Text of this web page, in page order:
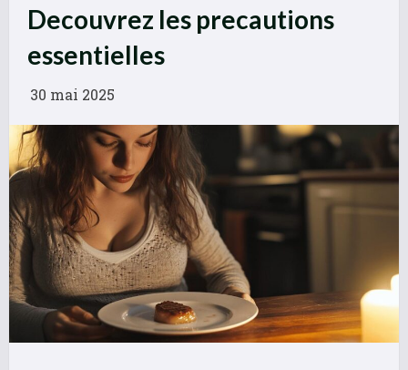
Decouvrez les precautions
essentielles
30 mai 2025